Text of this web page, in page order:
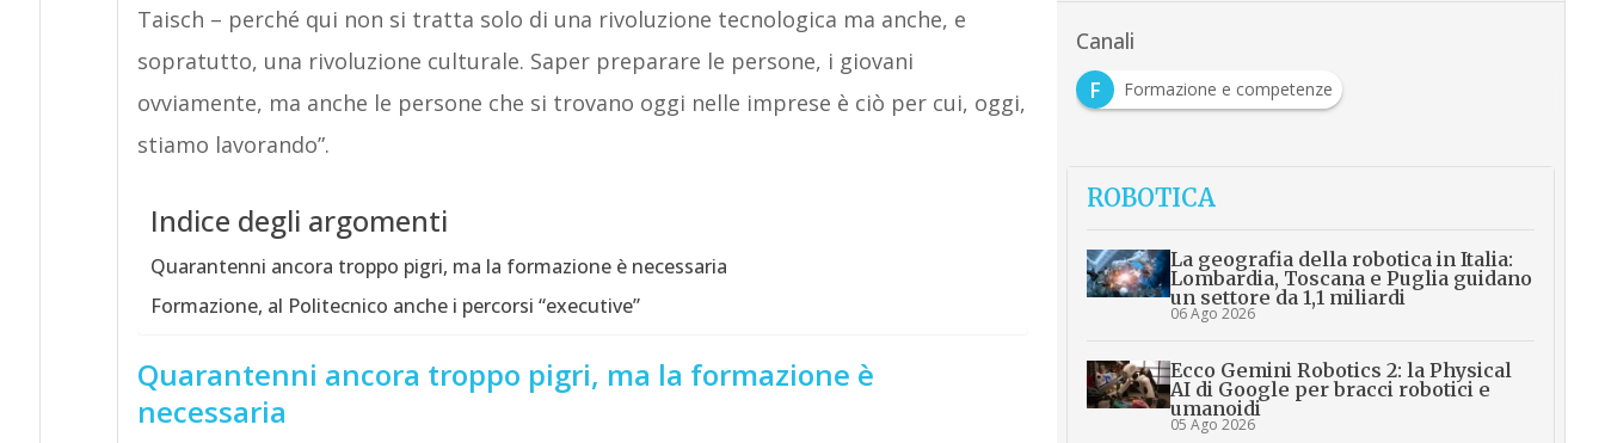
Taisch – perché qui non si tratta solo di una rivoluzione tecnologica ma anche, e
sopratutto, una rivoluzione culturale. Saper preparare le persone, i giovani
ovviamente, ma anche le persone che si trovano oggi nelle imprese è ciò per cui, oggi,
stiamo lavorando”.
Indice degli argomenti
Quarantenni ancora troppo pigri, ma la formazione è necessaria
Formazione, al Politecnico anche i percorsi “executive”
Quarantenni ancora troppo pigri, ma la formazione è
necessaria
Canali
F
Formazione e competenze
ROBOTICA
La geografia della robotica in Italia:
Lombardia, Toscana e Puglia guidano
un settore da 1,1 miliardi
06 Ago 2026
Ecco Gemini Robotics 2: la Physical
AI di Google per bracci robotici e
umanoidi
05 Ago 2026